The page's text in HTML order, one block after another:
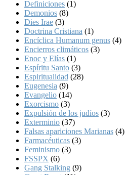
Definiciones (1)
Demonios (8)
Dies Irae (3)
Doctrina Cristiana (1)
Encíclica Humanum genus (4)
Encierros climáticos (3)
Enoc y Elías (1)
Espíritu Santo (3)
Espiritualidad (28)
Eugenesia (9)
Evangelio (14)
Exorcismo (3)
Expulsión de los judíos (3)
Exterminio (37)
Falsas apariciones Marianas (4)
Farmacéuticas (3)
Feminismo (3)
FSSPX (6)
Gang Stalking (9)